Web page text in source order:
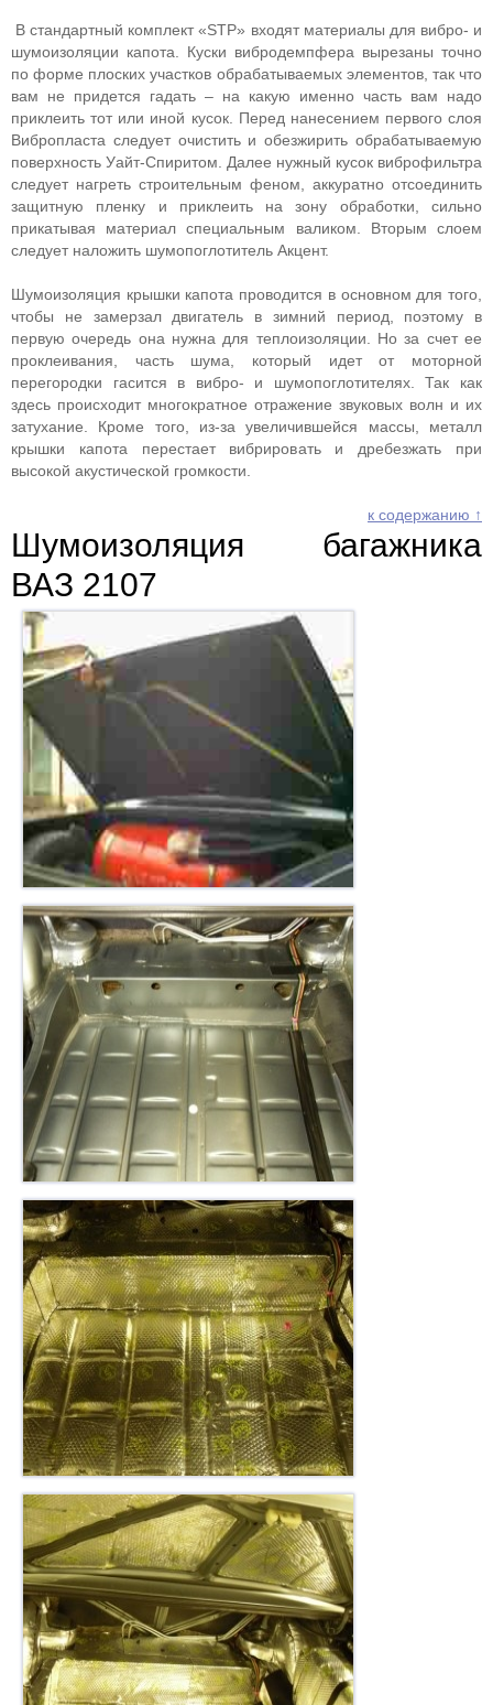
В стандартный комплект «STP» входят материалы для вибро- и
шумоизоляции капота. Куски вибродемпфера вырезаны точно
по форме плоских участков обрабатываемых элементов, так что
вам не придется гадать – на какую именно часть вам надо
приклеить тот или иной кусок. Перед нанесением первого слоя
Вибропласта следует очистить и обезжирить обрабатываемую
поверхность Уайт-Спиритом. Далее нужный кусок виброфильтра
следует нагреть строительным феном, аккуратно отсоединить
защитную пленку и приклеить на зону обработки, сильно
прикатывая материал специальным валиком. Вторым слоем
следует наложить шумопоглотитель Акцент.
Шумоизоляция крышки капота проводится в основном для того,
чтобы не замерзал двигатель в зимний период, поэтому в
первую очередь она нужна для теплоизоляции. Но за счет ее
проклеивания, часть шума, который идет от моторной
перегородки гасится в вибро- и шумопоглотителях. Так как
здесь происходит многократное отражение звуковых волн и их
затухание. Кроме того, из-за увеличившейся массы, металл
крышки капота перестает вибрировать и дребезжать при
высокой акустической громкости.
к содержанию ↑
Шумоизоляция багажника
ВАЗ 2107